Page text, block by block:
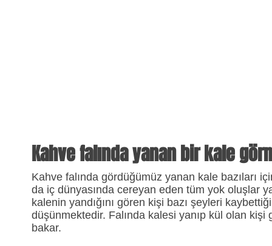
Kahve falında yanan bir kale
Kahve falında gördüğümüz yanan kale bazıları
da iç dünyasında cereyan eden tüm yok oluşlar
kalenin yandığını gören kişi bazı şeyleri
düşünmektedir. Falında kalesi yanıp kül olan
bakar.